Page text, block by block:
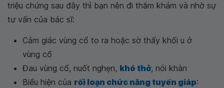
triệu chứng sau đây thì bạn nên đi thăm khám và nhờ sự
tư vấn của bác sĩ:
Cảm giác vùng cổ to ra hoặc sờ thấy khối u ở
vùng cổ
Đau vùng cổ, nuốt nghẹn, khó thở, nói khàn
Biểu hiện của rối loạn chức năng tuyến giáp: